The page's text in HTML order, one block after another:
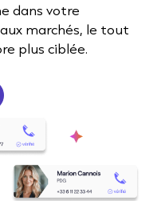
dans votre
marchés, le tout
plus ciblée.